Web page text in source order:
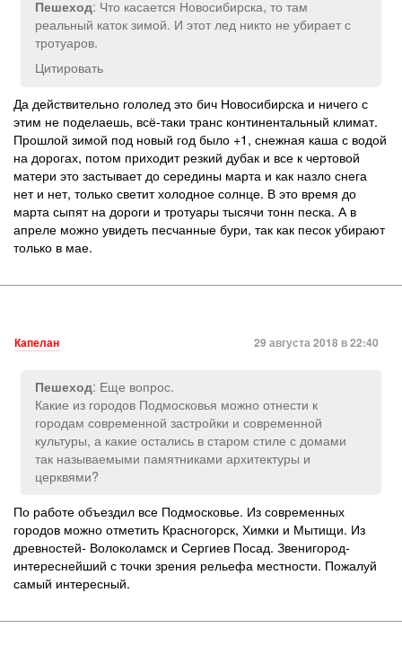
Пешеход: Что касается Новосибирска, то там
реальный каток зимой. И этот лед никто не убирает с
тротуаров.
Цитировать
Да действительно гололед это бич Новосибирска и ничего с
этим не поделаешь, всё-таки транс континентальный климат.
Прошлой зимой под новый год было +1, снежная каша с водой
на дорогах, потом приходит резкий дубак и все к чертовой
матери это застывает до середины марта и как назло снега
нет и нет, только светит холодное солнце. В это время до
марта сыпят на дороги и тротуары тысячи тонн песка. А в
апреле можно увидеть песчанные бури, так как песок убирают
только в мае.
Капелан 29 августа 2018 в 22:40
Пешеход: Еще вопрос.
Какие из городов Подмосковья можно отнести к
городам современной застройки и современной
культуры, а какие остались в старом стиле с домами
так называемыми памятниками архитектуры и
церквями?
По работе объездил все Подмосковье. Из современных
городов можно отметить Красногорск, Химки и Мытищи. Из
древностей- Волоколамск и Сергиев Посад. Звенигород-
интереснейший с точки зрения рельефа местности. Пожалуй
самый интересный.